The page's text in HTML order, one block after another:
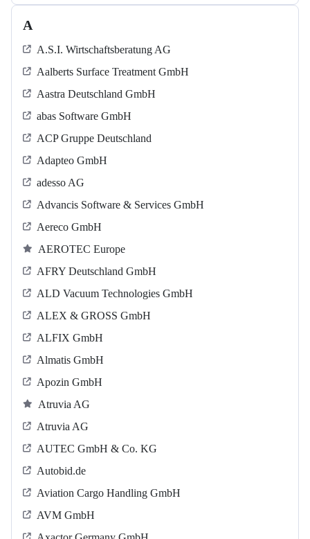
A
A.S.I. Wirtschaftsberatung AG
Aalberts Surface Treatment GmbH
Aastra Deutschland GmbH
abas Software GmbH
ACP Gruppe Deutschland
Adapteo GmbH
adesso AG
Advancis Software & Services GmbH
Aereco GmbH
AEROTEC Europe
AFRY Deutschland GmbH
ALD Vacuum Technologies GmbH
ALEX & GROSS GmbH
ALFIX GmbH
Almatis GmbH
Apozin GmbH
Atruvia AG
Atruvia AG
AUTEC GmbH & Co. KG
Autobid.de
Aviation Cargo Handling GmbH
AVM GmbH